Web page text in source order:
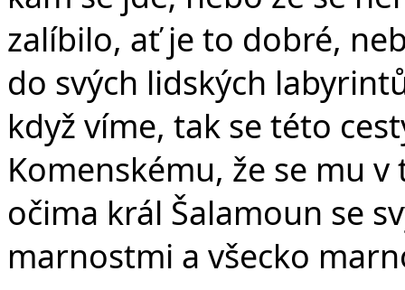
zalíbilo, ať je to dobré,
do svých lidských
když víme, tak se této
Komenskému, že se mu
očima král Šalamoun se
marnostmi a všecko